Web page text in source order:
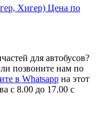
Хигер) Цена по
для автобусов?
позвоните нам по
в Whatsapp на этот
с 8.00 до 17.00 с